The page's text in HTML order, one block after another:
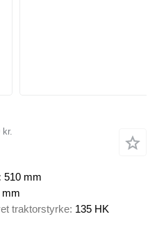
kr.
510 mm
mm
traktorstyrke 135 HK